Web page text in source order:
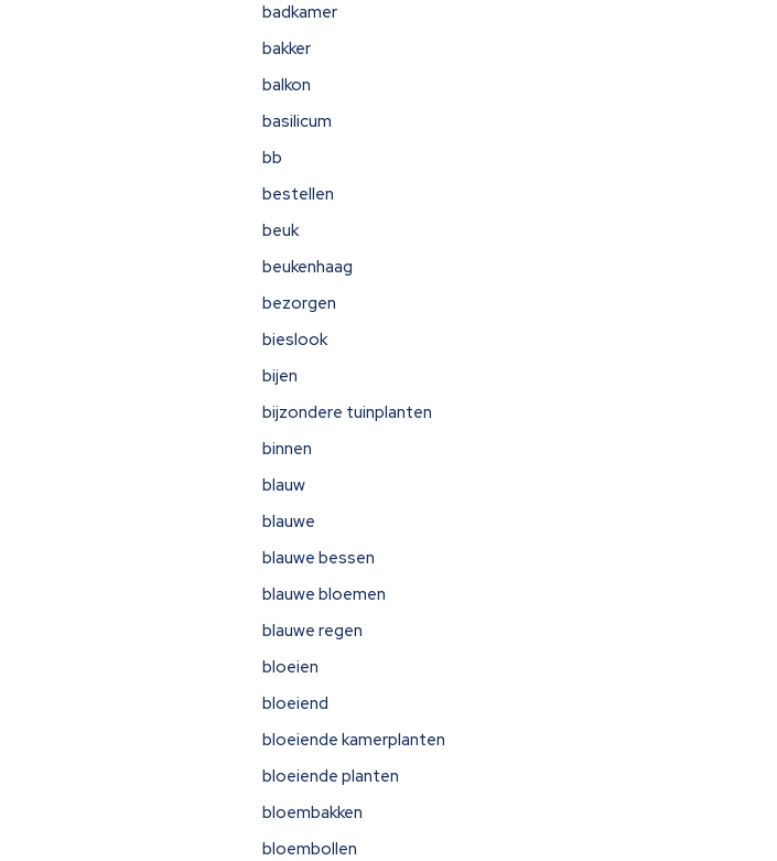
badkamer
bakker
balkon
basilicum
bb
bestellen
beuk
beukenhaag
bezorgen
bieslook
bijen
bijzondere tuinplanten
binnen
blauw
blauwe
blauwe bessen
blauwe bloemen
blauwe regen
bloeien
bloeiend
bloeiende kamerplanten
bloeiende planten
bloembakken
bloembollen